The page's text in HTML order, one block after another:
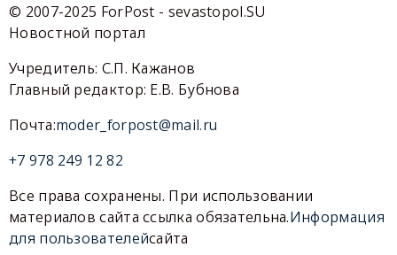
© 2007-2025 ForPost - sevastopol.SU
Новостной портал
Учредитель: С.П. Кажанов
Главный редактор: Е.В. Бубнова
Почта:moder_forpost@mail.ru
+7 978 249 12 82
Все права сохранены. При использовании
материалов сайта ссылка обязательна.Информация
для пользователейсайта